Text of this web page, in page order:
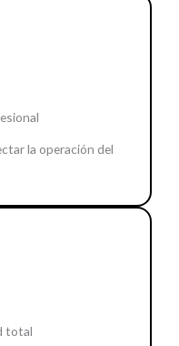
la operación del
total